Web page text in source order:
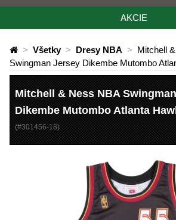
AKCIE
> Všetky > Dresy NBA > Mitchell
Swingman Jersey Dikembe Mutombo
Mitchell & Ness NBA
Dikembe Mutombo Atlanta
(#301456-18)